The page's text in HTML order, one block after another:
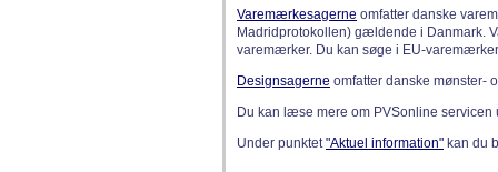
Varemærkesagerne omfatter danske
Madridprotokollen) gældende i Danmark.
varemærker. Du kan søge i EU-
Designsagerne omfatter danske mønster-
Du kan læse mere om PVSonline
Under punktet"Aktuel information" kan du